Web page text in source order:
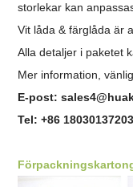
storlekar kan
Vit låda & färglåda är
Alla detaljer i paketet
Mer information,
E-post:
Tel: +86 18030137203